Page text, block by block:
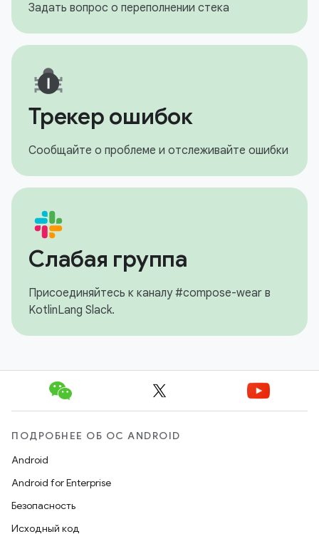
Задать вопрос о переполнении стека
Трекер ошибок
Сообщайте о проблеме и отслеживайте ошибки
Слабая группа
Присоединяйтесь к каналу #compose-wear в
KotlinLang Slack.
ПОДРОБНЕЕ ОБ ОС ANDROID
Android
Android for Enterprise
Безопасность
Исходный код